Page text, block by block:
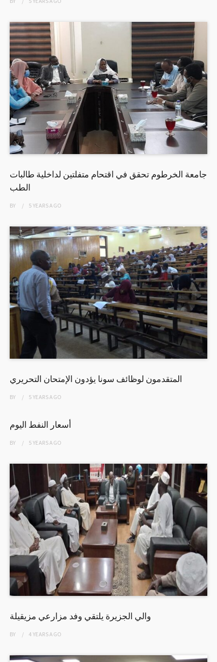
جامعة الخرطوم تحقق في اقتحام متفلتين لداخلية طالبات
الطب
BY 5 YEARSAGO
المتقدمون لوظائف سونا يؤدون الإمتحان التحريري
BY 5 YEARSAGO
أسعار النفط اليوم
BY 5 YEARSAGO
والي الجزيرة يلتقي وفد مزارعي مزيقيلة
BY 4 YEARSAGO